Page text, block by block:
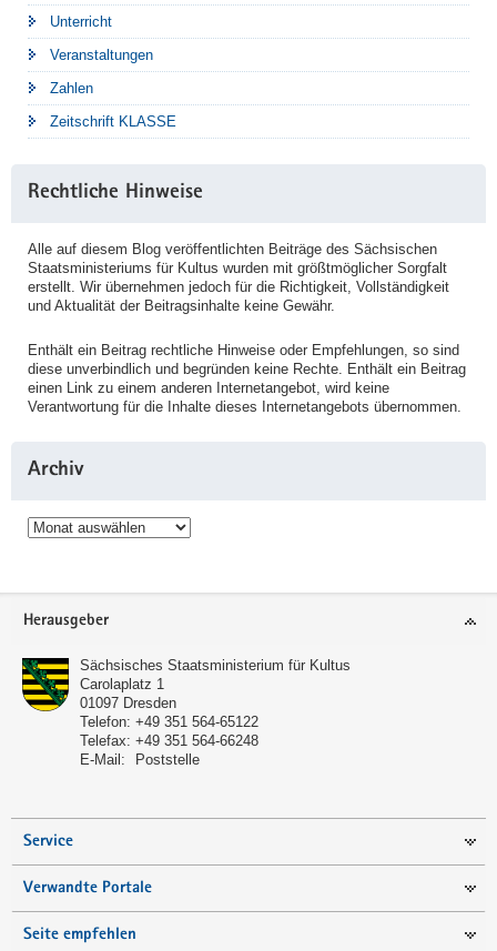
Unterricht
Veranstaltungen
Zahlen
Zeitschrift KLASSE
Rechtliche Hinweise
Alle auf diesem Blog veröffentlichten Beiträge des Sächsischen
Staatsministeriums für Kultus wurden mit größtmöglicher Sorgfalt
erstellt. Wir übernehmen jedoch für die Richtigkeit, Vollständigkeit
und Aktualität der Beitragsinhalte keine Gewähr.
Enthält ein Beitrag rechtliche Hinweise oder Empfehlungen, so sind
diese unverbindlich und begründen keine Rechte. Enthält ein Beitrag
einen Link zu einem anderen Internetangebot, wird keine
Verantwortung für die Inhalte dieses Internetangebots übernommen.
Archiv
Archiv
Service
Herausgeber
Sächsisches Staatsministerium für Kultus
Carolaplatz 1
01097 Dresden
Telefon: +49 351 564-65122
Telefax: +49 351 564-66248
E-Mail:
Poststelle
Service
Verwandte Portale
Seite empfehlen